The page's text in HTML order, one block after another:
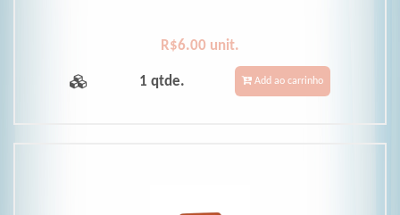
R$6.00 unit.
1 qtde. Add ao carrinho